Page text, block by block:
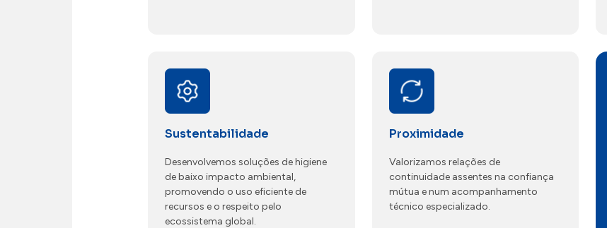
Sustentabilidade
Desenvolvemos soluções de higiene
de baixo impacto ambiental,
promovendo o uso eficiente de
recursos e o respeito pelo
ecossistema global.
Proximidade
Valorizamos relações de
continuidade assentes na confiança
mútua e num acompanhamento
técnico especializado.